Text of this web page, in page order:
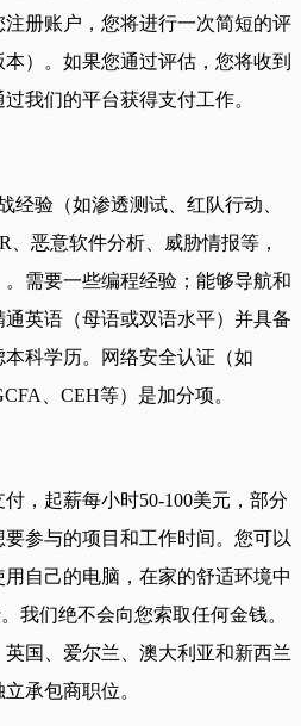
册账户，您将进行一次简短的评
）。如果您通过评估，您将收到
我们的平台获得支付工作。
经验（如渗透测试、红队行动、
恶意软件分析、威胁情报等，
需要一些编程经验；能够导航和
英语（母语或双语水平）并具备
科学历。网络安全认证（如
、CEH等）是加分项。
，起薪每小时50-100美元，部分
参与的项目和工作时间。您可以
自己的电脑，在家的舒适环境中
我们绝不会向您索取任何金钱。
国、爱尔兰、澳大利亚和新西兰
承包商职位。